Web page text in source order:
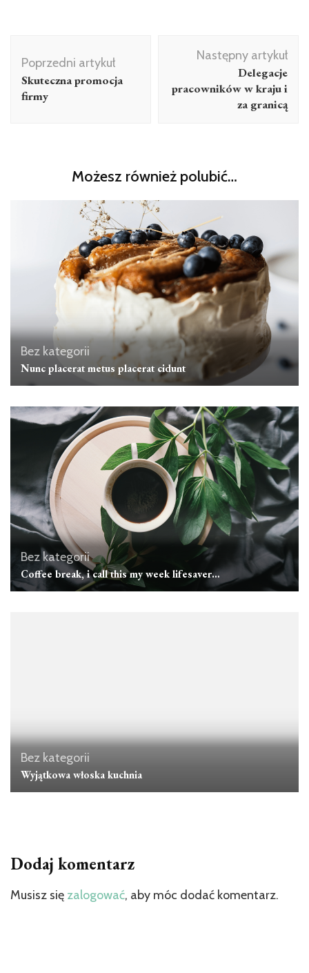
Poprzedni artykuł
Skuteczna promocja
firmy
Następny artykuł
Delegacje
pracowników w kraju i
za granicą
Możesz również polubić…
Bez kategorii
Nunc placerat metus placerat cidunt
Bez kategorii
Coffee break, i call this my week lifesaver…
Bez kategorii
Wyjątkowa włoska kuchnia
Dodaj komentarz
Musisz się zalogować, aby móc dodać komentarz.